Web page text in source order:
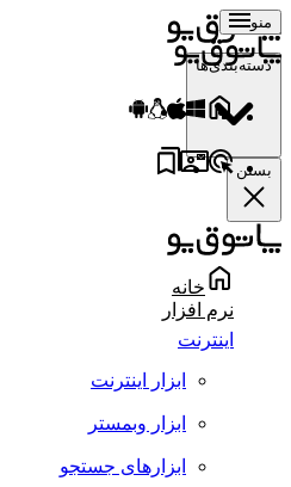
منو
دسته‌بندی‌ها
بستن
خانه
نرم افزار
اینترنت
ابزار اینترنت
ابزار وبمستر
ابزارهای جستجو